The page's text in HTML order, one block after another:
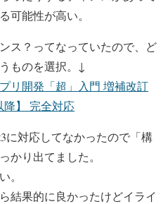
可能性が高い。
ス？ってなっていたので、ど
ものを選択。↓
リ開発「超」入門 増補改訂
降】 完全対応
に対応してなかったので「構
かり出てました。
。
結果的に良かったけどイライ